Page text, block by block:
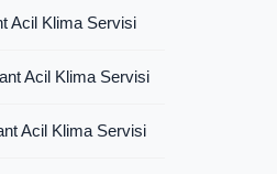
Acil Klima Servisi
Acil Klima Servisi
Acil Klima Servisi